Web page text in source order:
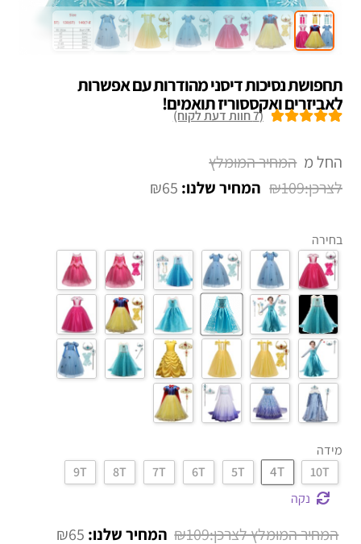
תחפושת נסיכות דיסני מהודרות עם אפשרות
לאביזרים ואקססוריז תואמים!
לקוחות
(
7חוות דעת לקוח)
החל מ
₪109
₪65
בחירה
מידה
10T
4T
5T
6T
7T
8T
9T
נקה
₪109
המחיר
₪65 המחיר